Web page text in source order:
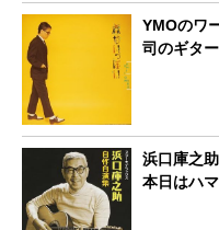
YMOのワ
司のギタ
浜口庫之
本日はハ